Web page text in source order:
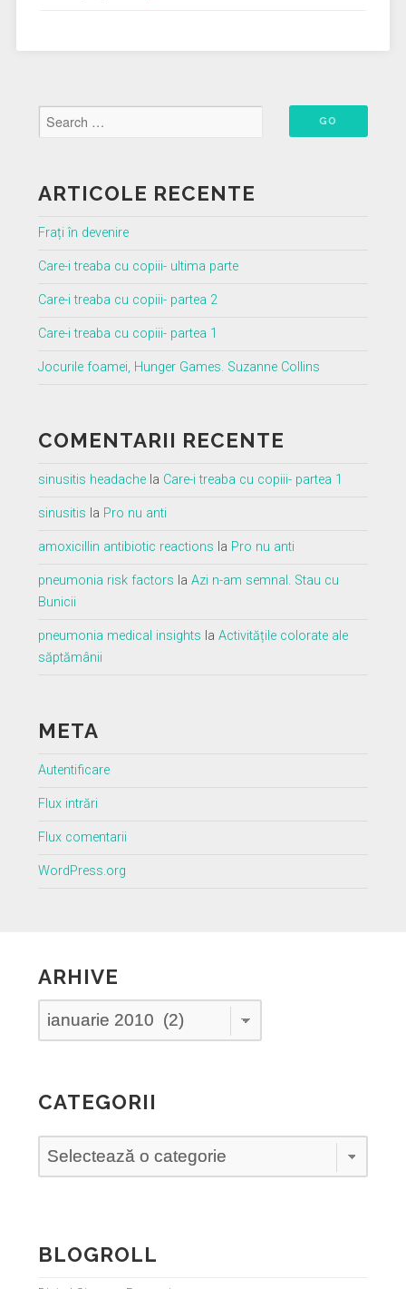
ARTICOLE RECENTE
Frați în devenire
Care-i treaba cu copiii- ultima parte
Care-i treaba cu copiii- partea 2
Care-i treaba cu copiii- partea 1
Jocurile foamei, Hunger Games. Suzanne Collins
COMENTARII RECENTE
sinusitis headachela Care-i treaba cu copiii- partea 1
sinusitis la Pro nu anti
amoxicillin antibiotic reactions la Pro nu anti
pneumonia risk factors la Azi n-am semnal. Stau cu
Bunicii
pneumonia medical insights la Activitățile colorate ale
săptămânii
META
Autentificare
Flux intrări
Flux comentarii
WordPress.org
ARHIVE
CATEGORII
BLOGROLL